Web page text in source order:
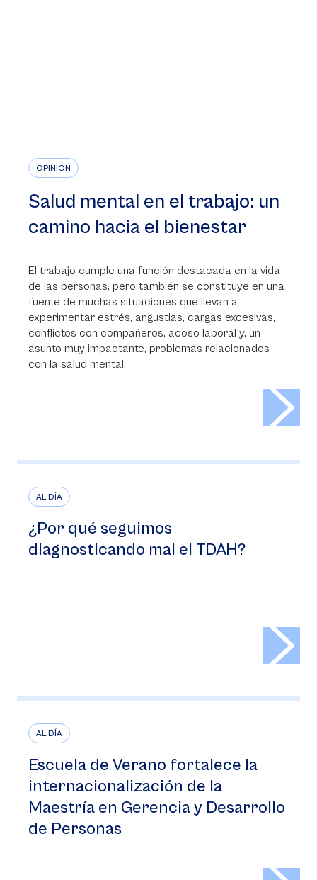
OPINIÓN
Salud mental en el trabajo: un
camino hacia el bienestar
El trabajo cumple una función destacada en la vida
de las personas, pero también se constituye en una
fuente de muchas situaciones que llevan a
experimentar estrés, angustias, cargas excesivas,
conflictos con compañeros, acoso laboral y, un
asunto muy impactante, problemas relacionados
con la salud mental.
AL DÍA
¿Por qué seguimos
diagnosticando mal el TDAH?
AL DÍA
Escuela de Verano fortalece la
internacionalización de la
Maestría en Gerencia y Desarrollo
de Personas